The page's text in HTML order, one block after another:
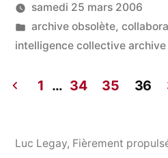
sur
Publié
par
LucL
samedi 25 mars 2006
Publié
dans
archive obsolète,
intelligence collective
des
1 … 34 35 36
Luc Legay, Fièrement